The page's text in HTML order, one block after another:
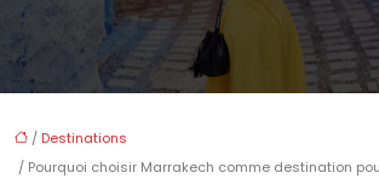
/ Destinations
/ Pourquoi choisir Marrakech comme destination